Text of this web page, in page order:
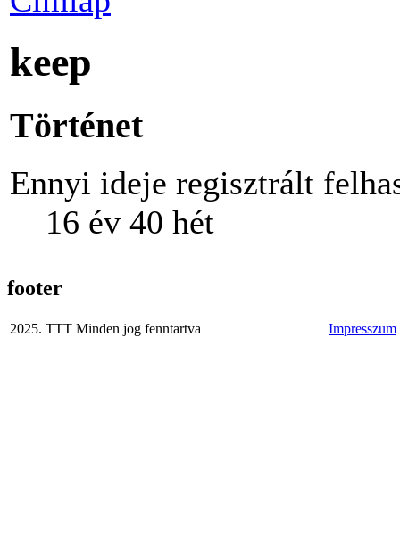
keep
Történet
Ennyi ideje regisztrált
16 év 40 hét
footer
2025. TTT Minden jog fenntartva Impresszum